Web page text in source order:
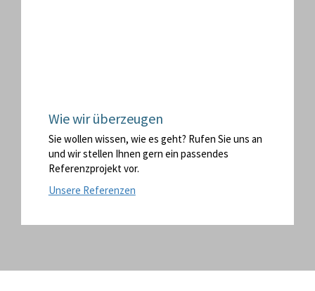
Wie wir überzeugen
Sie wollen wissen, wie es geht? Rufen Sie uns an
und wir stellen Ihnen gern ein passendes
Referenzprojekt vor.
Unsere Referenzen